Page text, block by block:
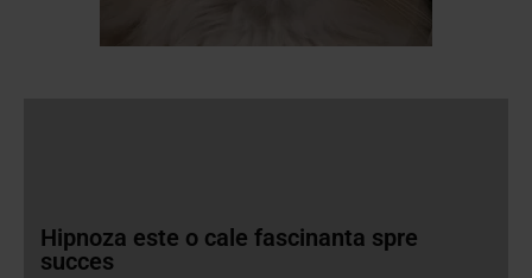
Hipnoza este o cale fascinanta spre
succes